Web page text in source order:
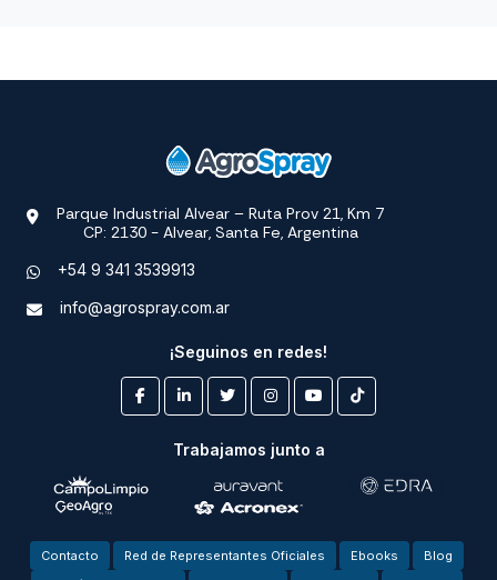
Parque Industrial Alvear – Ruta Prov 21, Km 7
CP: 2130 - Alvear, Santa Fe, Argentina
+54 9 341 3539913
info@agrospray.com.ar
¡Seguinos en redes!
Trabajamos junto a
Contacto Red de Representantes Oficiales Ebooks
Blog